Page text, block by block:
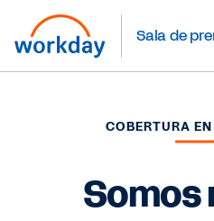
Sala de
COBERTURA
Somos